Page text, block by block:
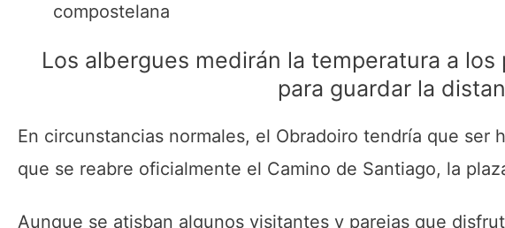
compostelana
Los albergues medirán la temperatura a
para guardar la
En circunstancias normales, el Obradoiro tendría que
que se reabre oficialmente el Camino de Santiago, la
Aunque se atisban algunos visitantes y parejas que